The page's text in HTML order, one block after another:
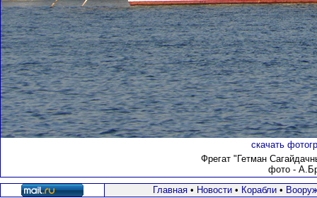
скачать
Фрегат "Гетман
фото -
Главная• Новости• Корабли•